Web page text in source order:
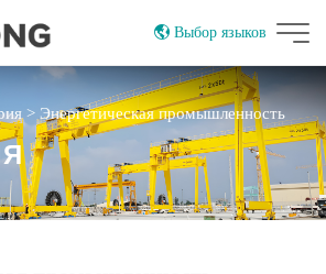
Выбор языков
China
English
> Энергетическая промышленность